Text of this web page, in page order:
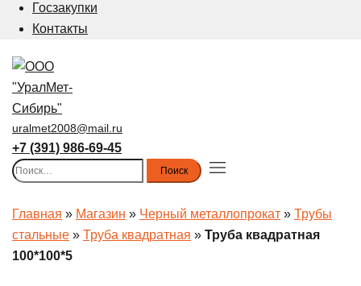
Госзакупки
Контакты
uralmet2008@mail.ru
+7 (391) 986-69-45
Найти:
Главная » Магазин » Черный металлопрокат » Трубы
стальные » Труба квадратная » Труба квадратная
100*100*5